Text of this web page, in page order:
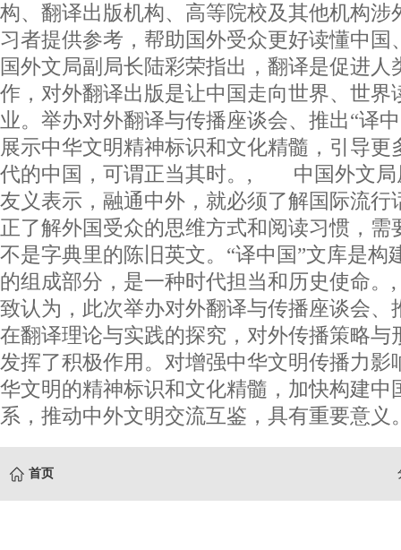
构、翻译出版机构、高等院校及其他机构涉
习者提供参考，帮助国外受众更好读懂
国外文局副局长陆彩荣指出，翻译是促进人
作，对外翻译出版是让中国走向世界、世界
业。举办对外翻译与传播座谈会、推出“译
展示中华文明精神标识和文化精髓，引导更
代的中国，可谓正当其时。, 中国外文局
友义表示，融通中外，就必须了解国际流行
正了解外国受众的思维方式和阅读习惯，需
不是字典里的陈旧英文。“译中国”文库是构
的组成部分，是一种时代担当和历史使
致认为，此次举办对外翻译与传播座谈会、
在翻译理论与实践的探究，对外传播策略与
发挥了积极作用。对增强中华文明传播力影
华文明的精神标识和文化精髓，加快构建中
系，推动中外文明交流互鉴，具有重要意义
首页